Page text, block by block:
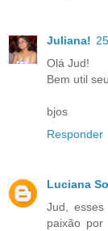
Juliana!
Olá Jud!
Bem util
bjos
Responder
Luciana
Jud,
paixão por